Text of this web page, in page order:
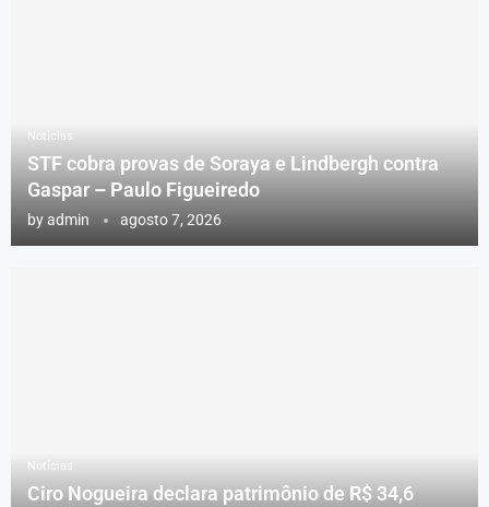
Notícias
STF cobra provas de Soraya e Lindbergh contra
Gaspar – Paulo Figueiredo
byadmin agosto 7, 2026
Notícias
Ciro Nogueira declara patrimônio de R$ 34,6